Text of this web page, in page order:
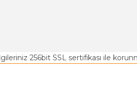
256bit SSL sertifikası ile